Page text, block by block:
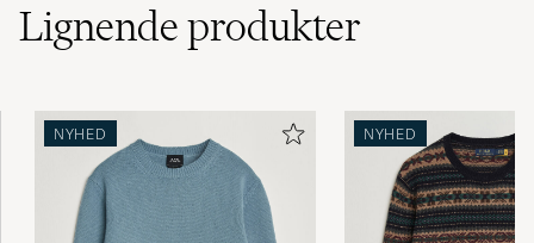
Lignendeprodukter
NYHED NYHED